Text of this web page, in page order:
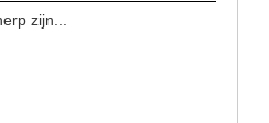
zijn...